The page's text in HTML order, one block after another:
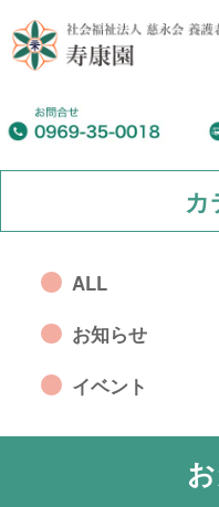
カ
ALL
お知らせ
イベント